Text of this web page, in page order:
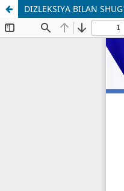
DIZLEKSIYA BILAN